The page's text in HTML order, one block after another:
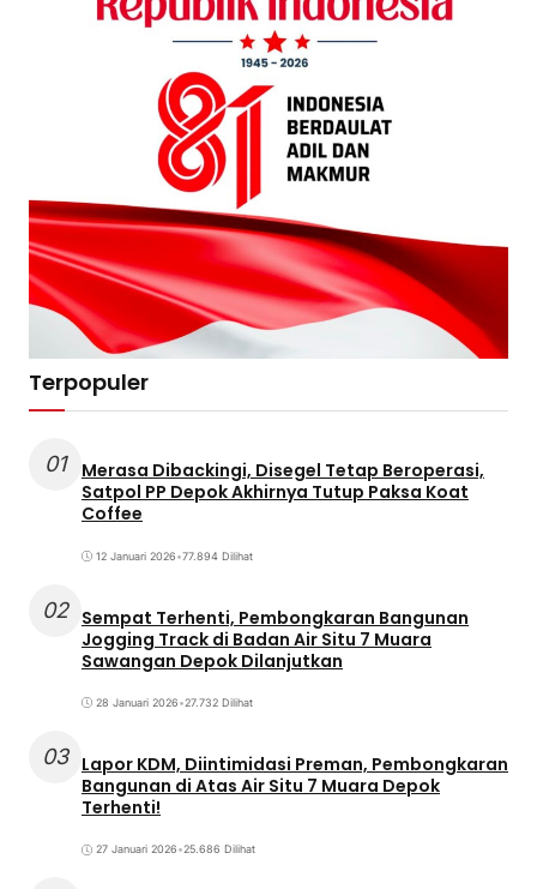
Terpopuler
01
Merasa Dibackingi, Disegel Tetap Beroperasi,
Satpol PP Depok Akhirnya Tutup Paksa Koat
Coffee
12 Januari 2026•77.894 Dilihat
02 Sempat Terhenti, Pembongkaran Bangunan
Jogging Track di Badan Air Situ 7 Muara
Sawangan Depok Dilanjutkan
28 Januari 2026•27.732 Dilihat
03 Lapor KDM, Diintimidasi Preman, Pembongkaran
Bangunan di Atas Air Situ 7 Muara Depok
Terhenti!
27 Januari 2026•25.686 Dilihat